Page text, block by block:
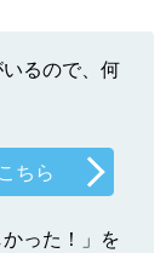
るので、何
ちら
った！」を